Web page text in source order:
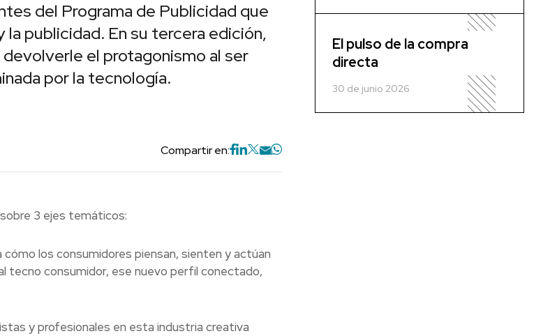
del Programa de Publicidad que
publicidad. En su tercera edición,
el protagonismo al ser
por la tecnología.
Compartir en:
3 ejes temáticos:
cómo los consumidores piensan, sienten y actúan
tecno consumidor, ese nuevo perfil conectado,
y profesionales en esta industria creativa
El pulso de la compra
directa
30 de junio 2026